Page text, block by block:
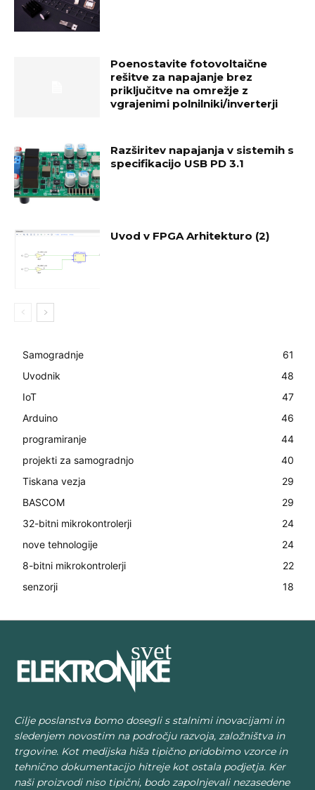
Poenostavite fotovoltaične
rešitve za napajanje brez
priključitve na omrežje z
vgrajenimi polnilniki/inverterji
Razširitev napajanja v sistemih s
specifikacijo USB PD 3.1
Uvod v FPGA Arhitekturo (2)
Samogradnje
61
Uvodnik
48
IoT
47
Arduino
46
programiranje
44
projekti za samogradnjo
40
Tiskana vezja
29
BASCOM
29
32-bitni mikrokontrolerji
24
nove tehnologije
24
8-bitni mikrokontrolerji
22
senzorji
18
Cilje poslanstva bomo dosegli s stalnimi inovacijami in
sledenjem novostim na področju razvoja, založništva in
trgovine. Kot medijska hiša tipično pridobimo vzorce in
tehnično dokumentacijo hitreje kot ostala podjetja. Ker
naši proizvodi niso tipični, bodo zapolnjevali nezasedene